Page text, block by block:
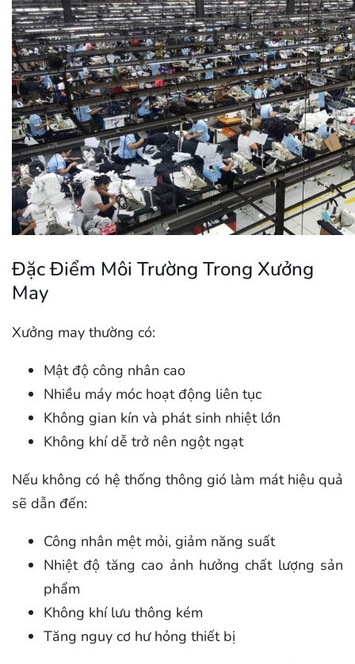
Đặc Điểm Môi Trường Trong Xưởng
May
Xưởng may thường có:
Mật độ công nhân cao
Nhiều máy móc hoạt động liên tục
Không gian kín và phát sinh nhiệt lớn
Không khí dễ trở nên ngột ngạt
Nếu không có hệ thống thông gió làm mát hiệu quả
sẽ dẫn đến:
Công nhân mệt mỏi, giảm năng suất
Nhiệt độ tăng cao ảnh hưởng chất lượng sản
phẩm
Không khí lưu thông kém
Tăng nguy cơ hư hỏng thiết bị